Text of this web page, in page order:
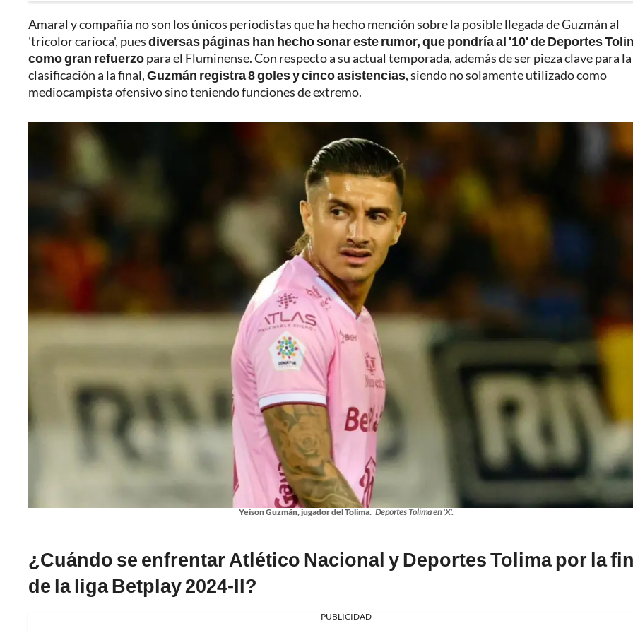
Amaral y compañía no son los únicos periodistas que ha hecho mención sobre la posible llegada de Guzmán al
'tricolor carioca', puesdiversas páginas han hecho sonar este rumor, que pondría al '10' de Deportes
como gran refuerzopara el Fluminense. Con respecto a su actual temporada, además de ser pieza clave para la
clasificación a la final,Guzmán registra 8 goles y cinco asistencias, siendo no solamente utilizado como
mediocampista ofensivo sino teniendo funciones de extremo.
Yeison Guzmán, jugador del Tolima. Deportes Tolima en 'X'.
¿Cuándo se enfrentar Atlético Nacional y Deportes Tolima por la
de la liga Betplay 2024-II?
PUBLICIDAD